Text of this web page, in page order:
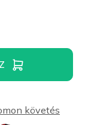
követés